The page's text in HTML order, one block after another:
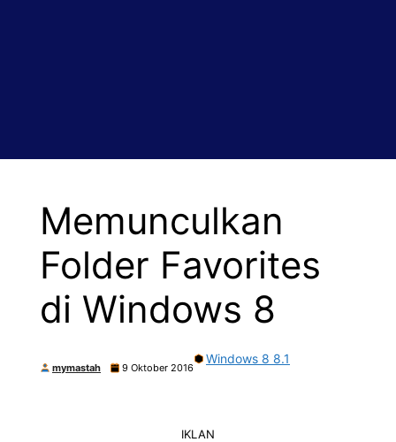
Memunculkan
Folder Favorites
di Windows 8
mymastah 9 Oktober 2016
Windows 8 8.1
IKLAN